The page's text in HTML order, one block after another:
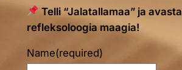
Telli “Jalatallamaa” ja avasta
refleksoloogia maagia!
Name(required)